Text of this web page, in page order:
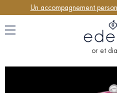
Un accompagnement
or et